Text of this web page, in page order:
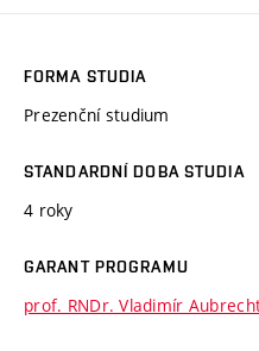
FORMA STUDIA
Prezenční studium
STANDARDNÍ DOBA STUDIA
4 roky
GARANT PROGRAMU
prof. RNDr. Vladimír